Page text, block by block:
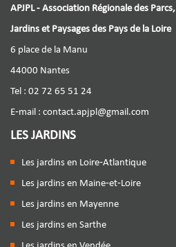
APJPL - Association Régionale des Parcs,
Jardins et Paysages des Pays de la Loire
6 place de la Manu
44000 Nantes
Tel : 02 72 65 51 24
E-mail : contact.apjpl@gmail.com
LES JARDINS
Les jardins en Loire-Atlantique
Les jardins en Maine-et-Loire
Les jardins en Mayenne
Les jardins en Sarthe